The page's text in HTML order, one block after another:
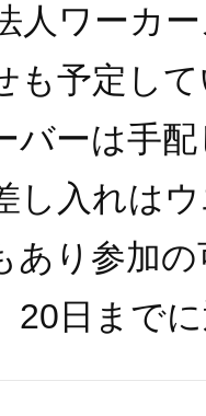
人ワーカ
も予定し
バーは手
し入れは
あり参加
20日まで